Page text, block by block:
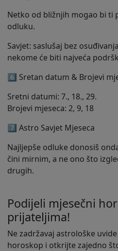
Netko od bližnjih mogao bi ti
odluku.
Savjet: saslušaj bez
nekome će biti najveća
6️⃣ Sretan datum & Brojevi
Sretni datumi: 7., 18., 29.
Brojevi mjeseca: 2, 9, 18
7️⃣ Astro Savjet Mjeseca
Najljepše odluke donosiš
čini mirnim, a ne ono što
drugih.
Podijeli mjesečni
prijateljima!
Ne zadržavaj astrološke
horoskop i otkrijte zajedno